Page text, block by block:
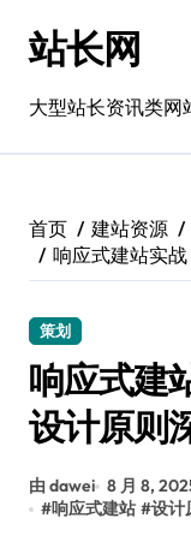
站长网
大型站长资讯类
首页 建站资源
响应式建站实
策划
响应式建
设计原则
由 dawei 8 月 8,
#响应式建站 #设计